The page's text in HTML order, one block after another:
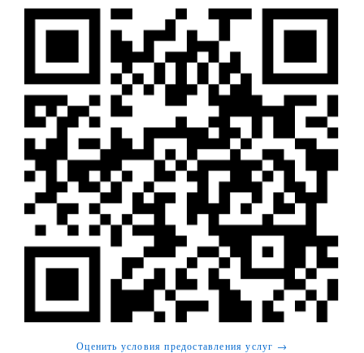
Оценить условия предоставления услуг →